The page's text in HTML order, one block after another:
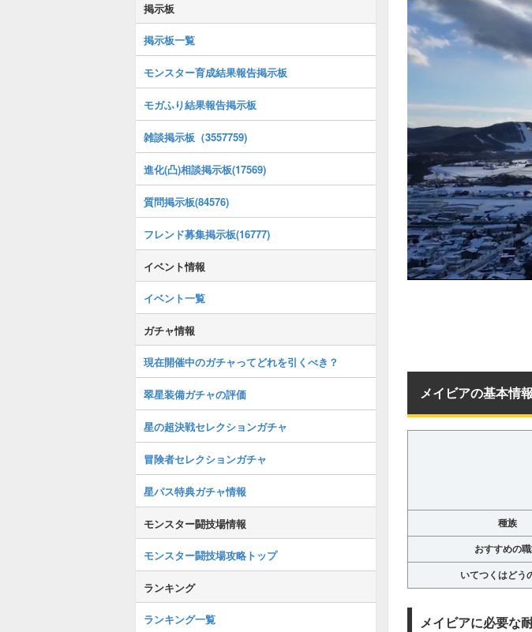
メイビアの基本情報
種族
おすすめの
いてつくはどう
メイビアに必要な
掲示板
掲示板一覧
モンスター育成結果報告掲示板
モガふり結果報告掲示板
雑談掲示板（3557759)
進化(凸)相談掲示板(17569)
質問掲示板(84576)
フレンド募集掲示板(16777)
イベント情報
イベント一覧
ガチャ情報
現在開催中のガチャってどれを引くべき？
翠星装備ガチャの評価
星の超決戦セレクションガチャ
冒険者セレクションガチャ
星パス特典ガチャ情報
モンスター闘技場情報
モンスター闘技場攻略トップ
ランキング
ランキング一覧